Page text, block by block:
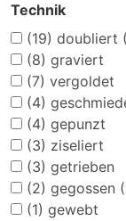
Technik
(19) doubliert
(8) graviert
(7) vergoldet
(4)
(4) gepunzt
(3) ziseliert
(3) getrieben
(2) gegossen
(1) gewebt